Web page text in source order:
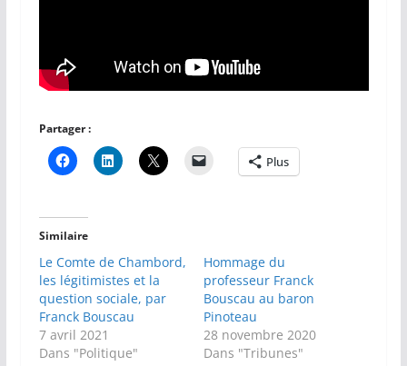
Partager :
Plus
Similaire
Le Comte de Chambord,
les légitimistes et la
question sociale, par
Franck Bouscau
7 avril 2021
Dans "Politique"
Hommage du
professeur Franck
Bouscau au baron
Pinoteau
28 novembre 2020
Dans "Tribunes"